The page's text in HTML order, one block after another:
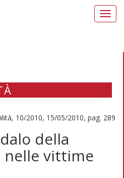
10/2010, 15/05/2010, pag. 289
della
nelle vittime